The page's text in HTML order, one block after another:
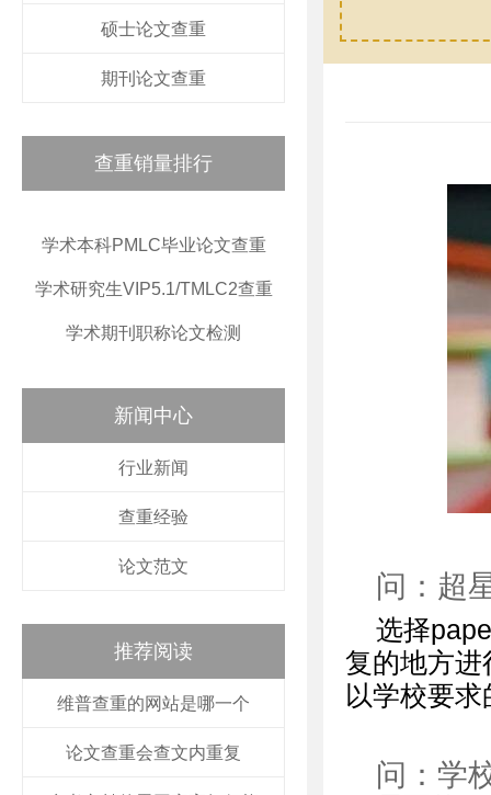
硕士论文查重
期刊论文查重
查重销量排行
学术本科PMLC毕业论文查重
学术研究生VIP5.1/TMLC2查重
学术期刊职称论文检测
新闻中心
行业新闻
查重经验
论文范文
推荐阅读
维普查重的网站是哪一个
论文查重会查文内重复
问：超
选择
复的地方进
以学校要
问：学